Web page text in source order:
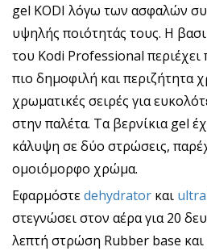
gel KODI λόγω των ασφαλών
υψηλής ποιότητάς τους. Η
του Kodi Professional
πιο δημοφιλή και περιζήτητα
χρωματικές σειρές για
στην παλέτα. Τα βερνίκια gel
κάλυψη σε δύο στρώσεις,
ομοιόμορφο χρώμα.
Εφαρμόστεdehydrator και
στεγνώσει στον αέρα για 20
λεπτή στρώση Rubber base και